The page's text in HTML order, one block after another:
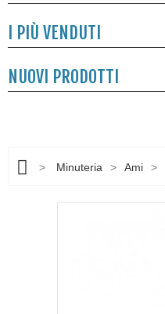
I PIÙ VENDUTI
NUOVI PRODOTTI
> Minuteria > Ami >